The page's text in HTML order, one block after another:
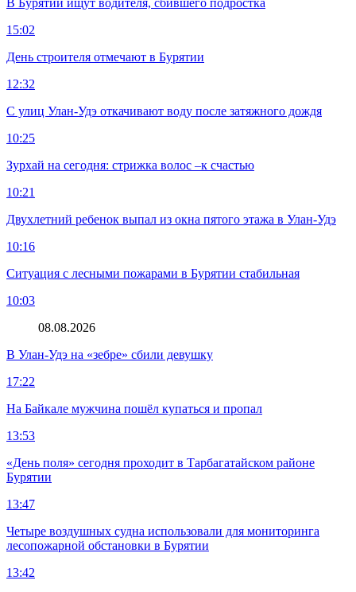
В Бурятии ищут водителя, сбившего подростка
15:02
День строителя отмечают в Бурятии
12:32
С улиц Улан-Удэ откачивают воду после затяжного дождя
10:25
Зурхай на сегодня: стрижка волос –к счастью
10:21
Двухлетний ребенок выпал из окна пятого этажа в Улан-Удэ
10:16
Ситуация с лесными пожарами в Бурятии стабильная
10:03
08.08.2026
В Улан-Удэ на «зебре» сбили девушку
17:22
На Байкале мужчина пошёл купаться и пропал
13:53
«День поля» сегодня проходит в Тарбагатайском районе
Бурятии
13:47
Четыре воздушных судна использовали для мониторинга
лесопожарной обстановки в Бурятии
13:42